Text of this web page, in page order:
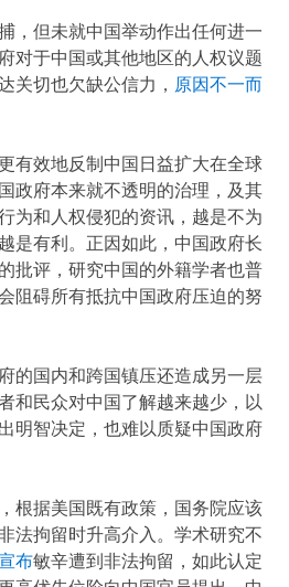
，但未就中国举动作出任何进一
对于中国或其他地区的人权议题
关切也欠缺公信力， 原因不一而
有效地反制中国日益扩大在全球
政府本来就不透明的治理，及其
为和人权侵犯的资讯，越是不为
是有利。正因如此，中国政府长
批评，研究中国的外籍学者也普
阻碍所有抵抗中国政府压迫的努
的国内和跨国镇压还造成另一层
和民众对中国了解越来越少，以
明智决定，也难以质疑中国政府
根据美国既有政策，国务院应该
法拘留时升高介入。学术研究不
布敏辛遭到非法拘留，如此认定